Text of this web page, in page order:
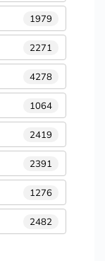
1979
2271
4278
1064
2419
2391
1276
2482